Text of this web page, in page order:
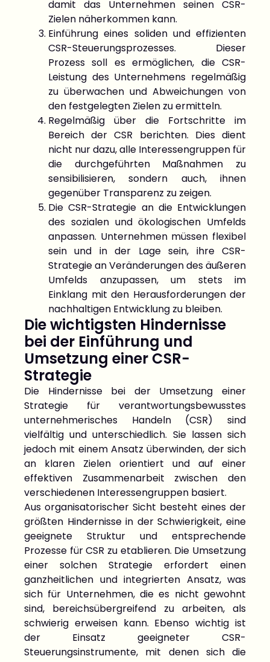
damit das Unternehmen seinen CSR-
Zielen näherkommen kann.
Einführung eines soliden und effizienten
CSR-Steuerungsprozesses. Dieser
Prozess soll es ermöglichen, die CSR-
Leistung des Unternehmens regelmäßig
zu überwachen und Abweichungen von
den festgelegten Zielen zu ermitteln.
Regelmäßig über die Fortschritte im
Bereich der CSR berichten. Dies dient
nicht nur dazu, alle Interessengruppen für
die durchgeführten Maßnahmen zu
sensibilisieren, sondern auch, ihnen
gegenüber Transparenz zu zeigen.
Die CSR-Strategie an die Entwicklungen
des sozialen und ökologischen Umfelds
anpassen. Unternehmen müssen flexibel
sein und in der Lage sein, ihre CSR-
Strategie an Veränderungen des äußeren
Umfelds anzupassen, um stets im
Einklang mit den Herausforderungen der
nachhaltigen Entwicklung zu bleiben.
Die wichtigsten Hindernisse
bei der Einführung und
Umsetzung einer CSR-
Strategie
Die Hindernisse bei der Umsetzung einer
Strategie für verantwortungsbewusstes
unternehmerisches Handeln (CSR) sind
vielfältig und unterschiedlich. Sie lassen sich
jedoch mit einem Ansatz überwinden, der sich
an klaren Zielen orientiert und auf einer
effektiven Zusammenarbeit zwischen den
verschiedenen Interessengruppen basiert.
Aus organisatorischer Sicht besteht eines der
größten Hindernisse in der Schwierigkeit, eine
geeignete Struktur und entsprechende
Prozesse für CSR zu etablieren. Die Umsetzung
einer solchen Strategie erfordert einen
ganzheitlichen und integrierten Ansatz, was
sich für Unternehmen, die es nicht gewohnt
sind, bereichsübergreifend zu arbeiten, als
schwierig erweisen kann. Ebenso wichtig ist
der Einsatz geeigneter CSR-
Steuerungsinstrumente, mit denen sich die